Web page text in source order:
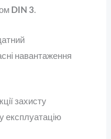
DIN 3.
навантаження
захисту
експлуатацію